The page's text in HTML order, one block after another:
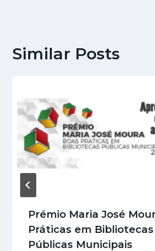
Similar Posts
Prémio Maria José
Práticas em Bibliotecas
Públicas Municipais